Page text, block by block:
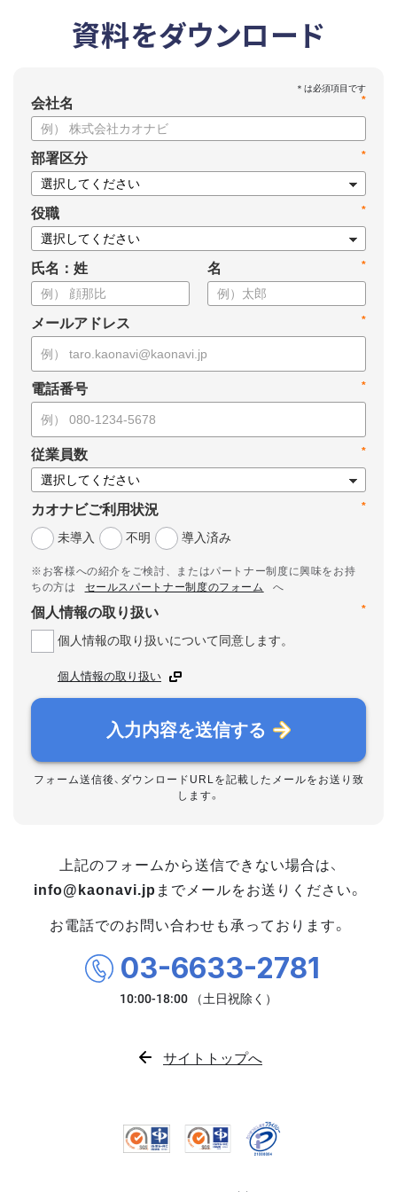
資料をダウンロード
*
会社名
*
部署区分
*
役職
氏名：姓 *
名
*
メールアドレス
*
電話番号
*
従業員数
*
カオナビご利用状況
未導入
不明 導入済み
※お客様への紹介をご検討、またはパートナー制度に興味をお持
ちの方は
セールスパートナー制度のフォーム
へ
*
個人情報の取り扱い
個人情報の取り扱いについて同意します。
個人情報の取り扱い
入力内容を送信する
フォーム送信後、ダウンロードURLを記載したメールをお送り致
します。
上記のフォームから送信できない場合は、
info@kaonavi.jp までメールをお送りください。
お電話でのお問い合わせも承っております。
03-6633-2781
サイトトップへ